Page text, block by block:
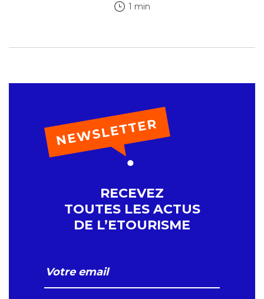
1 min
RECEVEZ
TOUTES LES ACTUS
DE L’ETOURISME